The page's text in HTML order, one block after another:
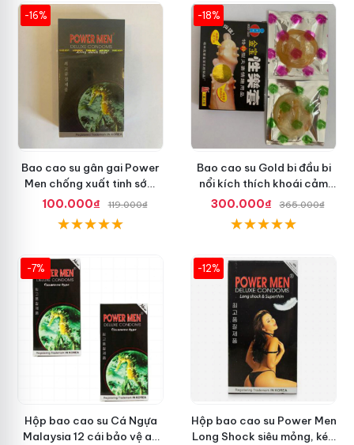
-16%
Bao cao su gân gai Power
Men chống xuất tinh sớm
tăng khoái cảm
100.000₫ 119.000₫
-18%
Bao cao su Gold bi đầu bi
nổi kích thích khoái cảm
nhiều
300.000₫ 365.000₫
-7%
Hộp bao cao su Cá Ngựa
Malaysia 12 cái bảo vệ an
-12%
Hộp bao cao su Power Men
Long Shock siêu mỏng, kéo